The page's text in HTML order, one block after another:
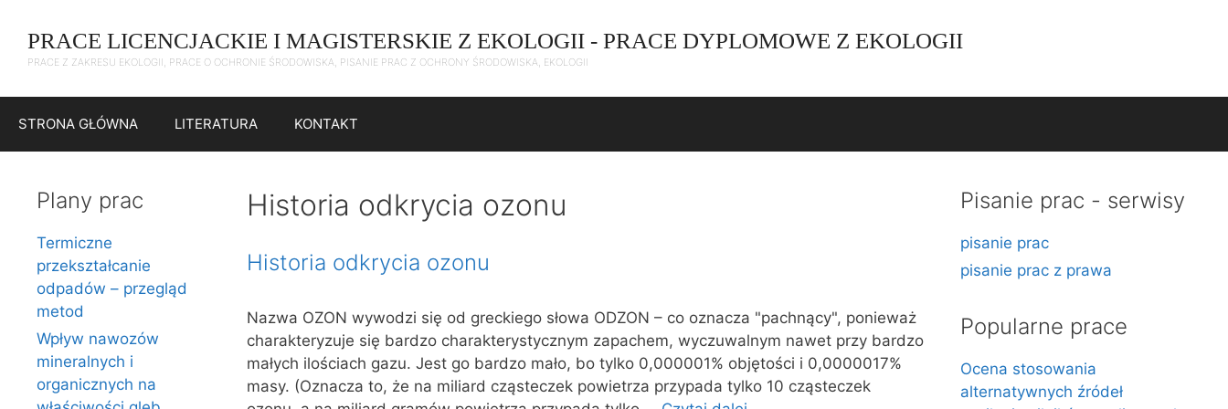
treści
PRACE LICENCJACKIE I MAGISTERSKIE Z EKOLOGII - PRACE DYPLOMOWE Z EKOLOGII
PRACE Z ZAKRESU EKOLOGII, PRACE O OCHRONIE ŚRODOWISKA, PISANIE PRAC Z OCHRONY ŚRODOWISKA, EKOLOGII
STRONA GŁÓWNA LITERATURA KONTAKT
Historia odkrycia ozonu
Historia odkrycia ozonu
Nazwa OZON wywodzi się od greckiego słowa ODZON – co oznacza "pachnący", ponieważ
charakteryzuje się bardzo charakterystycznym zapachem, wyczuwalnym nawet przy bardzo
małych ilościach gazu. Jest go bardzo mało, bo tylko 0,000001% objętości i 0,0000017%
masy. (Oznacza to, że na miliard cząsteczek powietrza przypada tylko 10 cząsteczek
Plany prac
Termiczne
przekształcanie
odpadów – przegląd
metod
Wpływ nawozów
mineralnych i
organicznych na
Pisanie prac - serwisy
pisanie prac
pisanie prac z prawa
Popularne prace
Ocena stosowania
alternatywnych źródeł